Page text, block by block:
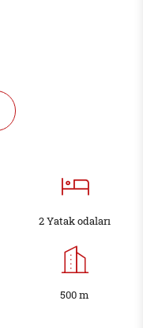
2 Yatak odaları
500 m